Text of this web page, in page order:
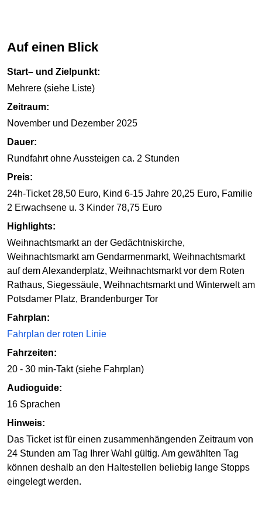
Auf einen Blick
Start– und Zielpunkt:
Mehrere (siehe Liste)
Zeitraum:
November und Dezember 2025
Dauer:
Rundfahrt ohne Aussteigen ca. 2 Stunden
Preis:
24h-Ticket 28,50 Euro, Kind 6-15 Jahre 20,25 Euro, Familie
2 Erwachsene u. 3 Kinder 78,75 Euro
Highlights:
Weihnachtsmarkt an der Gedächtniskirche,
Weihnachtsmarkt am Gendarmenmarkt, Weihnachtsmarkt
auf dem Alexanderplatz, Weihnachtsmarkt vor dem Roten
Rathaus, Siegessäule, Weihnachtsmarkt und Winterwelt am
Potsdamer Platz, Brandenburger Tor
Fahrplan:
Fahrplan der roten Linie
Fahrzeiten:
20 - 30 min-Takt (siehe Fahrplan)
Audioguide:
16 Sprachen
Hinweis:
Das Ticket ist für einen zusammenhängenden Zeitraum von
24 Stunden am Tag Ihrer Wahl gültig. Am gewählten Tag
können deshalb an den Haltestellen beliebig lange Stopps
eingelegt werden.